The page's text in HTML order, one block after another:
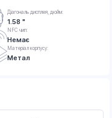
Діагональ дисплея, дюйм:
1.58 "
NFC чип:
Немає
Матеріал корпусу:
Метал